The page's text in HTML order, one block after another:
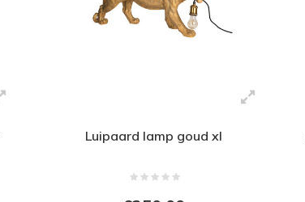
Luipaard lamp goud xl